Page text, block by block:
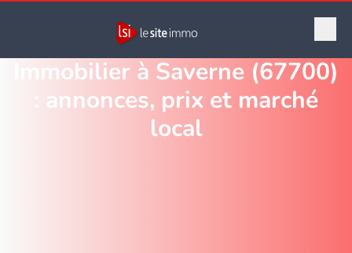
Immobilier à Saverne (67700)
: annonces, prix et marché
local